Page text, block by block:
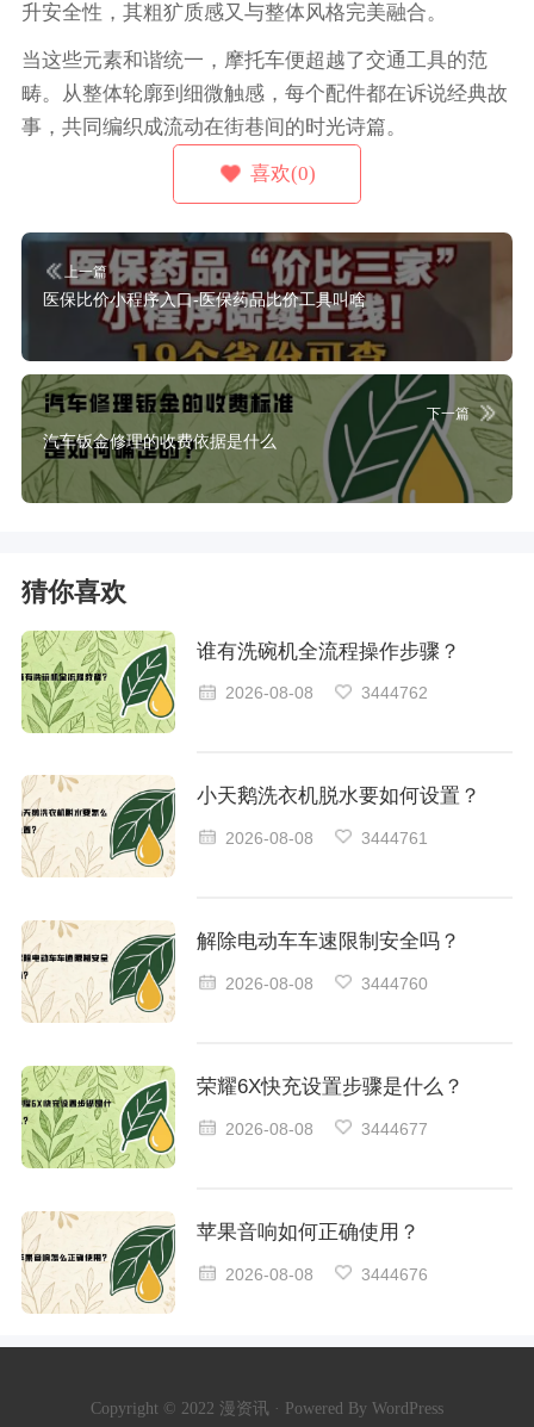
升安全性，其粗犷质感又与整体风格完美融合。
当这些元素和谐统一，摩托车便超越了交通工具的范
畴。从整体轮廓到细微触感，每个配件都在诉说经典故
事，共同编织成流动在街巷间的时光诗篇。
喜欢(0)
上一篇
医保比价小程序入口-医保药品比价工具叫啥
下一篇
汽车钣金修理的收费依据是什么
猜你喜欢
谁有洗碗机全流程操作步骤？
2026-08-08 3444762
小天鹅洗衣机脱水要如何设置？
2026-08-08 3444761
解除电动车车速限制安全吗？
2026-08-08 3444760
荣耀6X快充设置步骤是什么？
2026-08-08 3444677
苹果音响如何正确使用？
2026-08-08 3444676
Copyright © 2022 漫资讯 · Powered By WordPress